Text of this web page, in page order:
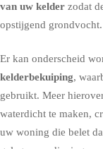
van uw kelder zodat
opstijgend grondvocht.
Er kan onderscheid
kelderbekuiping,
gebruikt. Meer
waterdicht te maken,
uw woning die belet